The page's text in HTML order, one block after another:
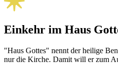
Einkehr im Haus
"Haus Gottes" nennt der heilige
nur die Kirche. Damit will er zum